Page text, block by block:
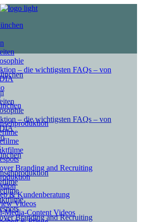
– die wichtigsten FAQs – von
Branding and Recruiting
& Kundenberatung
Videos
Media-Content Videos
– die wichtigsten FAQs – von
Branding and Recruiting